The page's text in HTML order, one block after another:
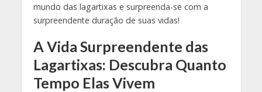
mundo das lagartixas e surpreenda-se com a
surpreendente duração de suas vidas!
A Vida Surpreendente das
Lagartixas: Descubra Quanto
Tempo Elas Vivem